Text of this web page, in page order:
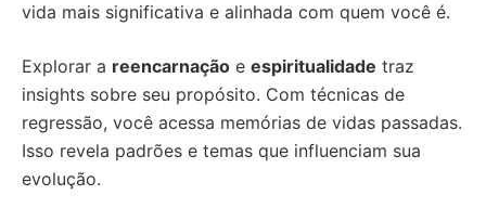
vida mais significativa e alinhada com quem você é.
Explorar a reencarnação e espiritualidade traz
insights sobre seu propósito. Com técnicas de
regressão, você acessa memórias de vidas passadas.
Isso revela padrões e temas que influenciam sua
evolução.